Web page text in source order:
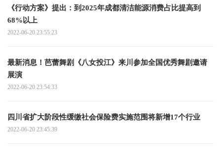
《行动方案》提出：到2025年成都清洁能源消费占比提高到
68%以上
2022-06-20 23:55:23
最新消息！芭蕾舞剧《八女投江》来川参加全国优秀舞剧邀请
展演
2022-06-20 23:54:33
四川省扩大阶段性缓缴社会保险费实施范围将新增17个行业
2022-06-20 23:45:39